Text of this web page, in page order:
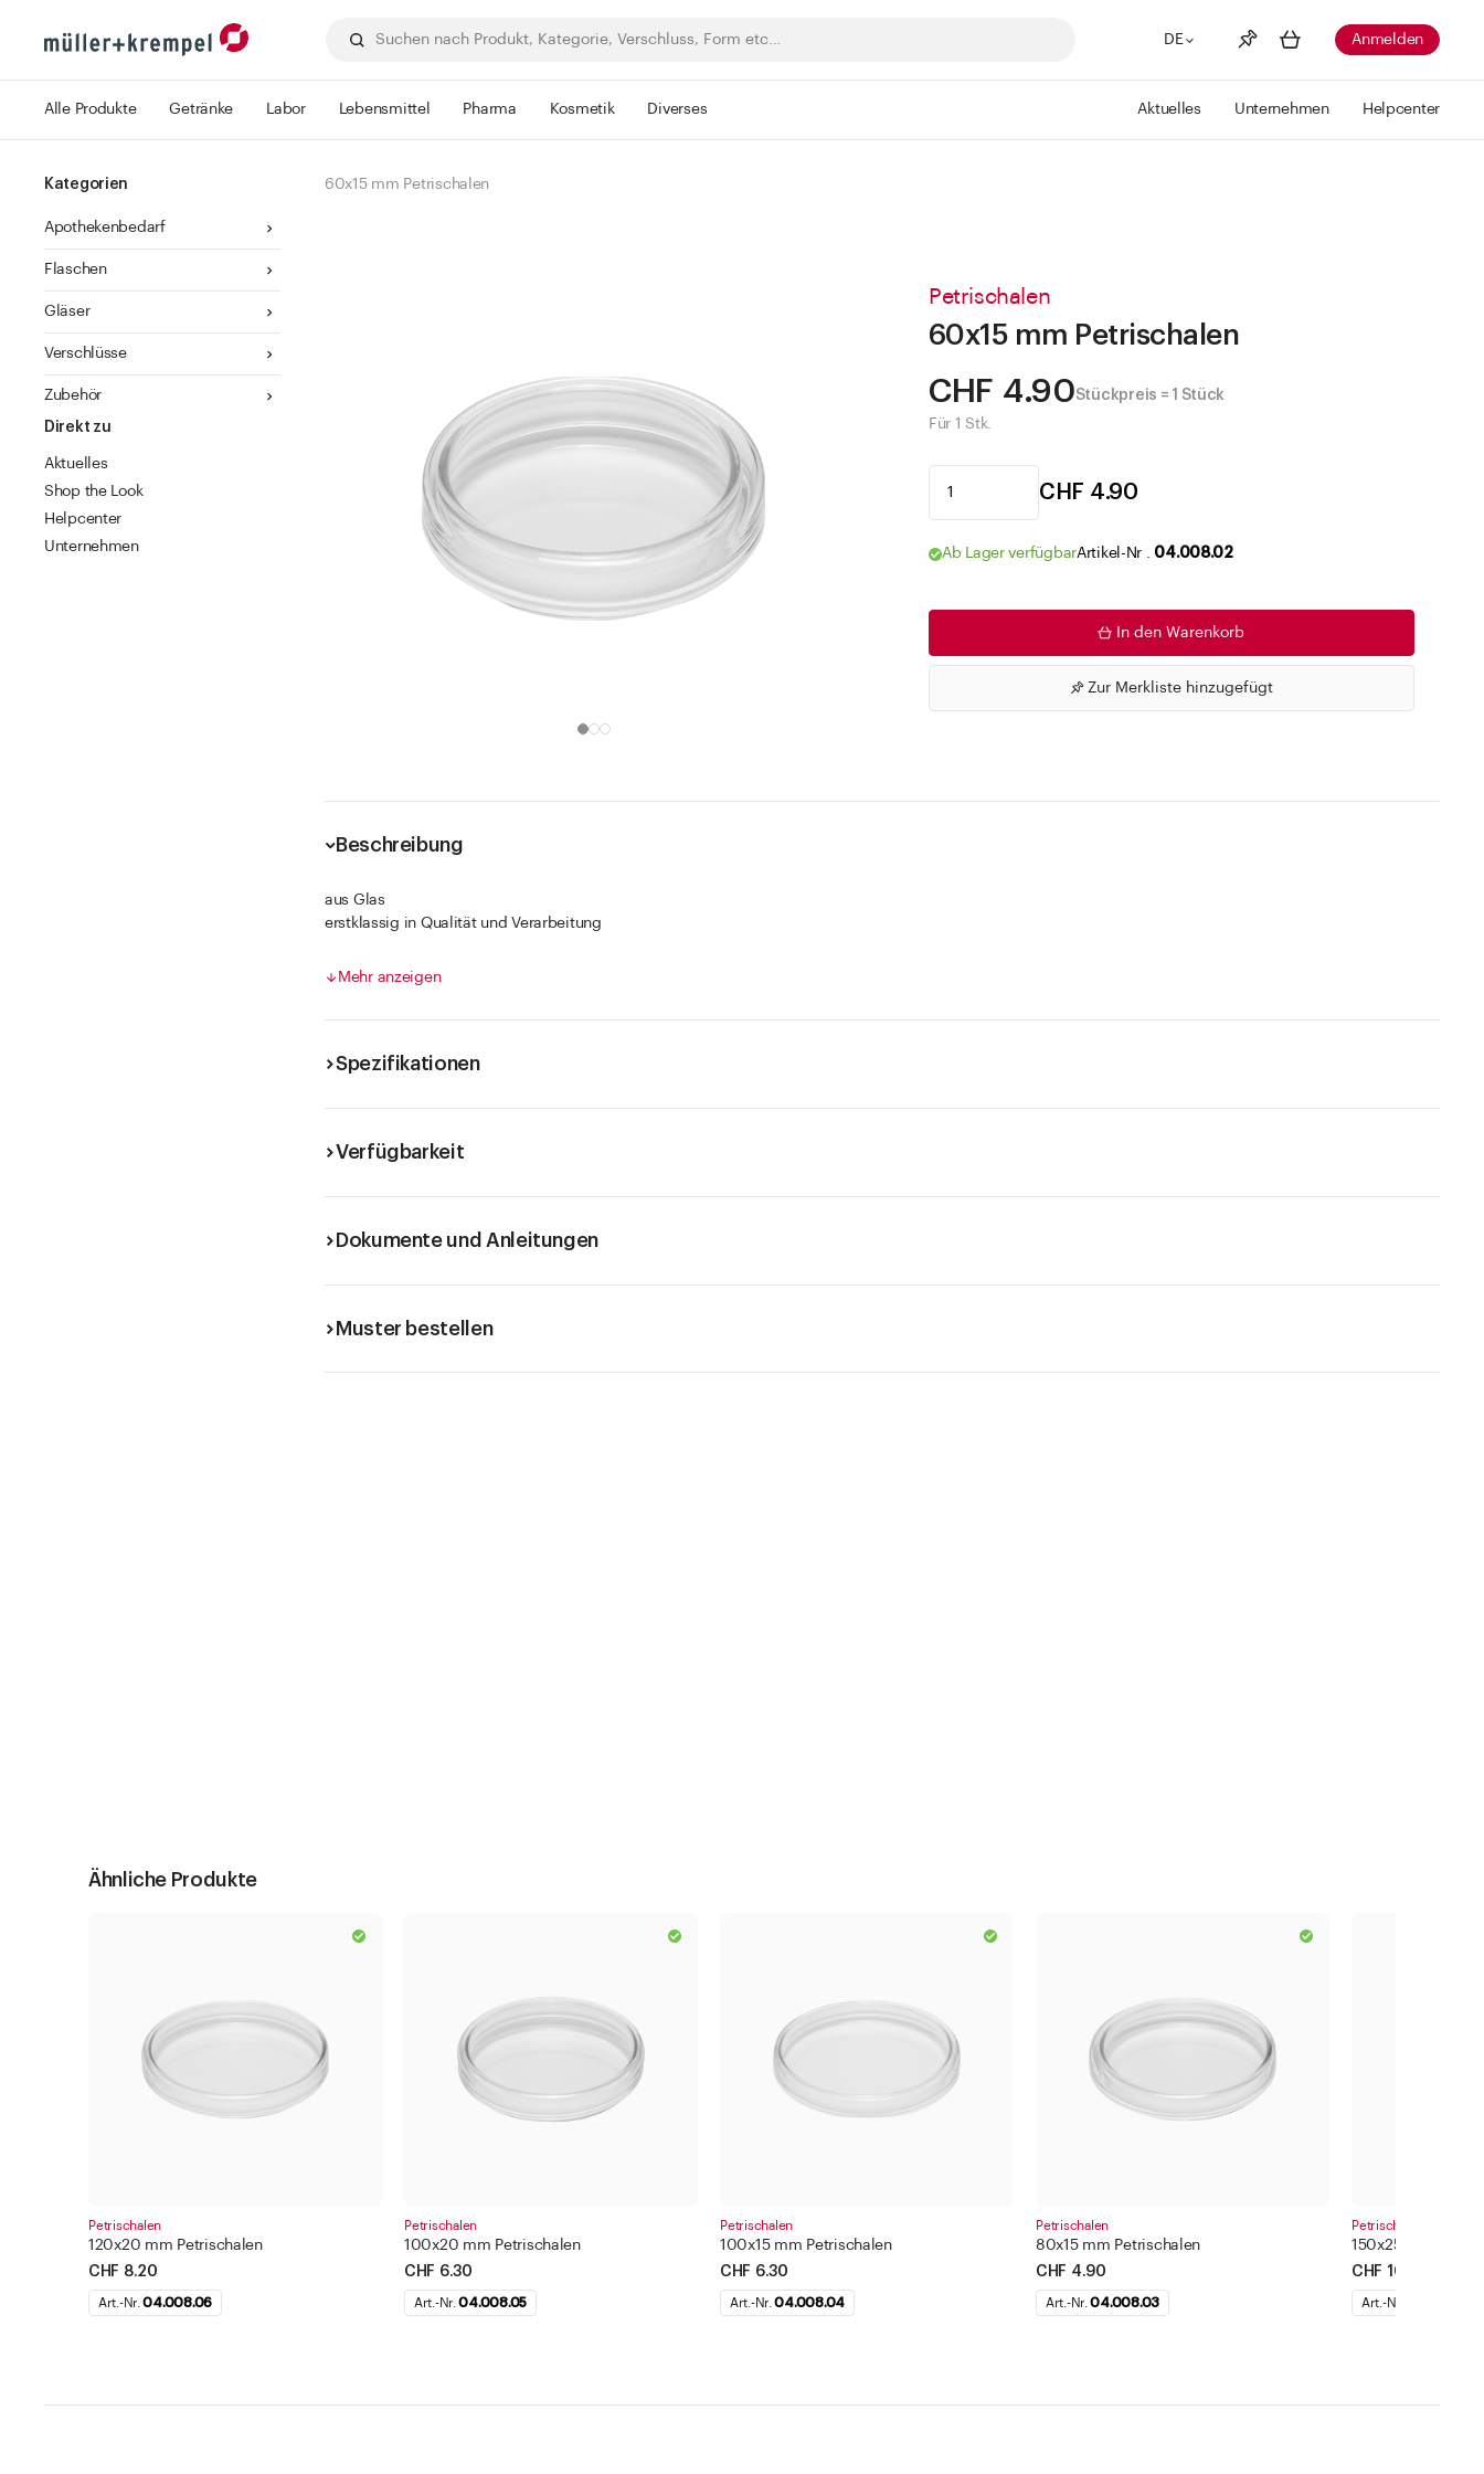
DE
Merkliste Mehr anzeigen
Anmelden
Alle Produkte Getränke Labor Lebensmittel Pharma Kosmetik Diverses Aktuelles Unternehmen Helpcenter
Kategorien
Apothekenbedarf
Flaschen
Gläser
Verschlüsse
Zubehör
Direkt zu
Aktuelles
Shop the Look
Helpcenter
Unternehmen
60x15 mm Petrischalen
Petrischalen
60x15 mm Petrischalen
CHF 4.90Stückpreis = 1 Stück
Für 1 Stk.
CHF 4.90
Ab Lager verfügbarArtikel-Nr . 04.008.02
In den Warenkorb
Zur Merkliste hinzugefügt
Beschreibung
aus Glas
erstklassig in Qualität und Verarbeitung
blasen- und schlierenfrei
Mehr anzeigen
Spezifikationen
Verfügbarkeit
Dokumente und Anleitungen
Muster bestellen
Ähnliche Produkte
Petrischalen
120x20 mm Petrischalen
CHF 8.20
Art.-Nr.04.008.06
Petrischalen
100x20 mm Petrischalen
CHF 6.30
Art.-Nr.04.008.05
Petrischalen
100x15 mm Petrischalen
CHF 6.30
Art.-Nr.04.008.04
Petrischalen
80x15 mm Petrischalen
CHF 4.90
Art.-Nr.04.008.03
Petrischalen
150x25 mm
CHF 10.90
Art.-Nr.